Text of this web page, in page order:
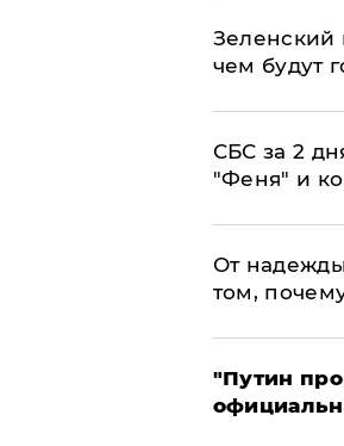
Зеленский
чем будут
СБС за 2
"Феня" и
От
том,
"Путин